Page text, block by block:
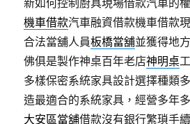
新如何控制廚具現場借款汽車的
機車借款汽車融資借款機車借款
合法當舖人員板橋當舖並獲得地
佛俱是製作神桌百年老店神明桌
多樣保密系統家具設計選擇種類
造最適合的系統家具，經營多年
大安區當舖借款沒有銀行繁瑣手